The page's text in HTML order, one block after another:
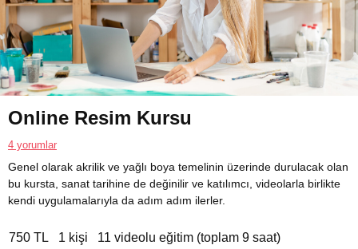
Online Resim Kursu
4 yorumlar
Genel olarak akrilik ve yağlı boya temelinin üzerinde durulacak olan
bu kursta, sanat tarihine de değinilir ve katılımcı, videolarla birlikte
kendi uygulamalarıyla da adım adım ilerler.
750 TL 1 kişi 11 videolu eğitim (toplam 9 saat)